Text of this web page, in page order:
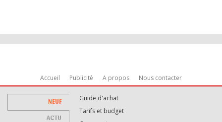
Accueil Publicité A propos Nous contacter
NEUF
ACTU
Guide d'achat
Tarifs et budget